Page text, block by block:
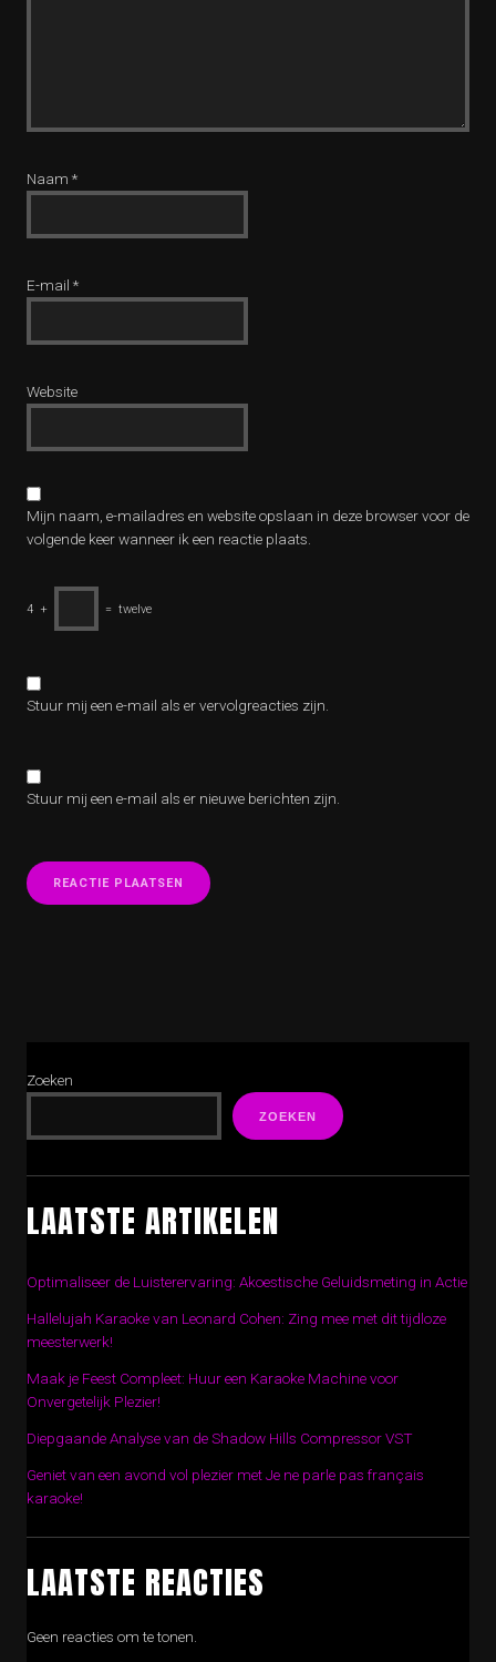
Naam *
E-mail *
Website
Mijn naam, e-mailadres en website opslaan in deze browser voor de
volgende keer wanneer ik een reactie plaats.
4 + = twelve
Stuur mij een e-mail als er vervolgreacties zijn.
Stuur mij een e-mail als er nieuwe berichten zijn.
Zoeken
ZOEKEN
LAATSTE ARTIKELEN
Optimaliseer de Luisterervaring: Akoestische Geluidsmeting in Actie
Hallelujah Karaoke van Leonard Cohen: Zing mee met dit tijdloze
meesterwerk!
Maak je Feest Compleet: Huur een Karaoke Machine voor
Onvergetelijk Plezier!
Diepgaande Analyse van de Shadow Hills Compressor VST
Geniet van een avond vol plezier met Je ne parle pas français
karaoke!
LAATSTE REACTIES
Geen reacties om te tonen.